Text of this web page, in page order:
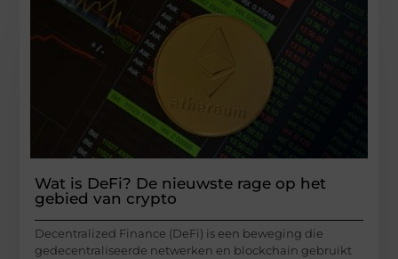
Wat is DeFi? De nieuwste rage op het
gebied van crypto
Decentralized Finance (DeFi) is een beweging die
gedecentraliseerde netwerken en blockchain gebruikt